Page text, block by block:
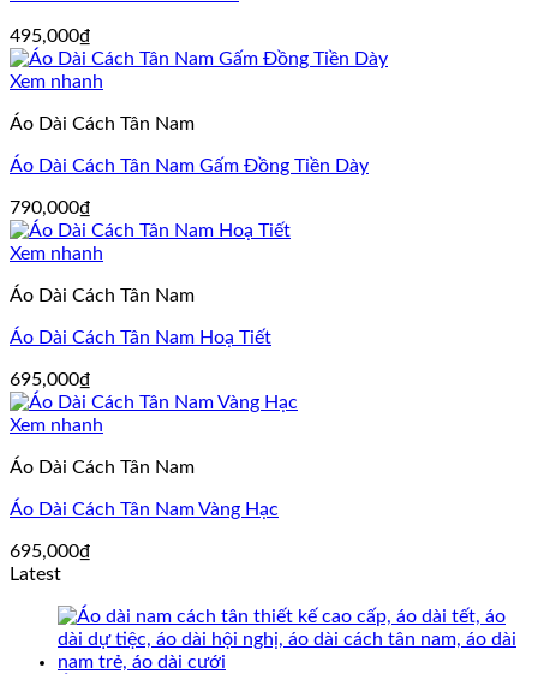
495,000₫
Xem nhanh
Áo Dài Cách Tân Nam
Áo Dài Cách Tân Nam Gấm Đồng Tiền Dày
790,000₫
Xem nhanh
Áo Dài Cách Tân Nam
Áo Dài Cách Tân Nam Hoạ Tiết
695,000₫
Xem nhanh
Áo Dài Cách Tân Nam
Áo Dài Cách Tân Nam Vàng Hạc
695,000₫
Latest